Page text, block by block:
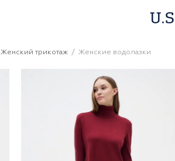
Женский трикотаж Женские водолазки